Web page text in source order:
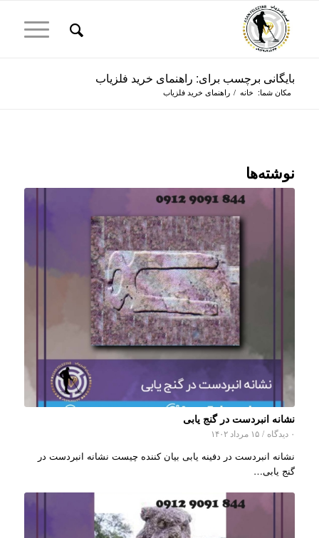
بایگانی برچسب برای: راهنمای خرید فلزیاب
مکان شما: خانه / راهنمای خرید فلزیاب
نوشته‌ها
نشانه انبردست در گنج یابی
۰ دیدگاه / ۱۵ مرداد ۱۴۰۲
نشانه انبردست در دفینه یابی بیان کننده چیست نشانه انبردست در
گنج یابی…